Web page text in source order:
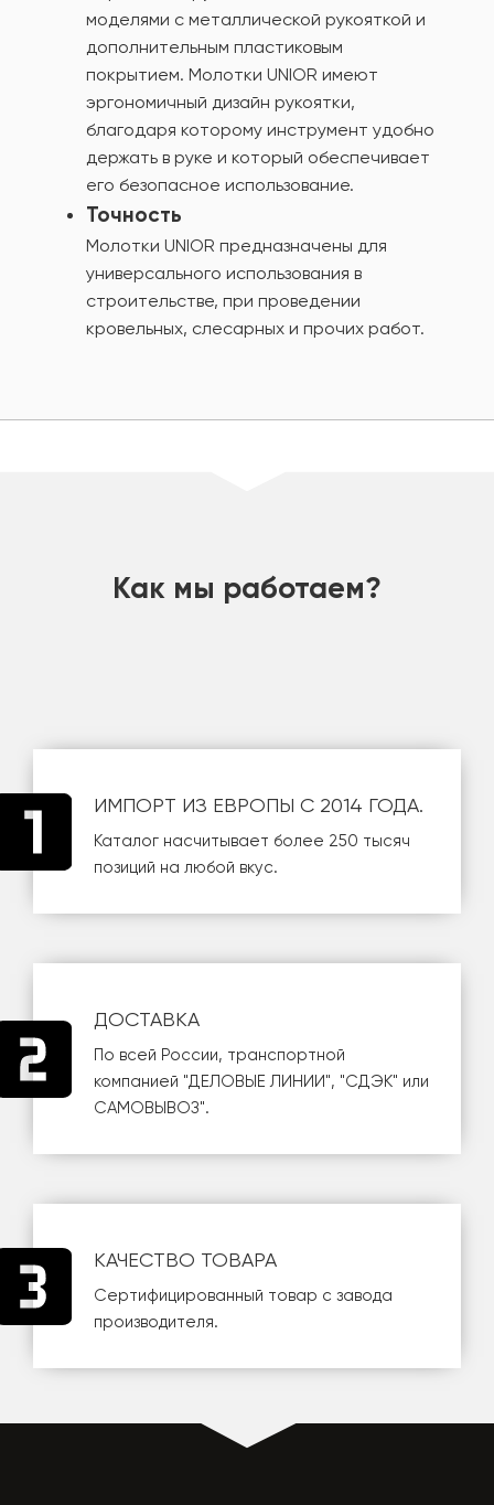
моделями с металлической рукояткой и
дополнительным пластиковым
покрытием. Молотки UNIOR имеют
эргономичный дизайн рукоятки,
благодаря которому инструмент удобно
держать в руке и который обеспечивает
его безопасное использование.
Точность
Молотки UNIOR предназначены для
универсального использования в
строительстве, при проведении
кровельных, слесарных и прочих работ.
Как мы работаем?
ИМПОРТ ИЗ ЕВРОПЫ С 2014 ГОДА.
Каталог насчитывает более 250 тысяч
позиций на любой вкус.
ДОСТАВКА
По всей России, транспортной
компанией "ДЕЛОВЫЕ ЛИНИИ", "СДЭК" или
САМОВЫВОЗ".
КАЧЕСТВО ТОВАРА
Сертифицированный товар с завода
производителя.